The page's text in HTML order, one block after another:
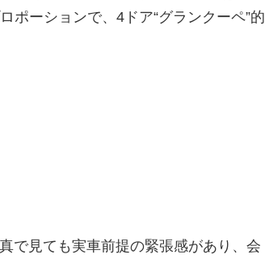
ポーションで、4ドア“グランクーペ”的
で見ても実車前提の緊張感があり、会